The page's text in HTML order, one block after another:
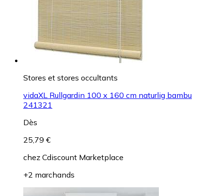
Stores et stores occultants
vidaXL Rullgardin 100 x 160 cm naturlig bambu
241321
Dès
25,79 €
chez Cdiscount Marketplace
+2 marchands